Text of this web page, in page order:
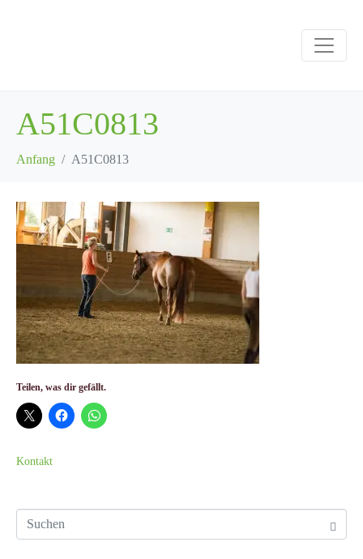
A51C0813
Anfang A51C0813
Teilen, was dir gefällt.
Kontakt